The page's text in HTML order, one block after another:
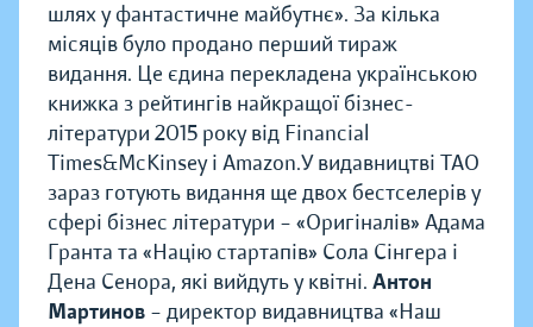
шлях у фантастичне майбутнє». За кілька
місяців було продано перший тираж
видання. Це єдина перекладена українською
книжка з рейтингів найкращої бізнес-
літератури 2015 року від Financial
Times&McKinsey і Amazon.У видавництві ТАО
зараз готують видання ще двох бестселерів у
сфері бізнес літератури – «Оригіналів» Адама
Гранта та «Націю стартапів» Сола Сінгера і
Дена Сенора, які вийдуть у квітні. Антон
Мартинов – директор видавництва «Наш